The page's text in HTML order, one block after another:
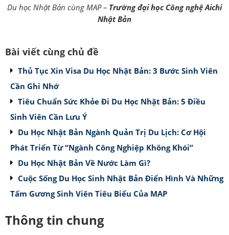
Du học Nhật Bản cùng MAP – Trường đại học Công nghệ Aichi
Nhật Bản
Bài viết cùng chủ đề
Thủ Tục Xin Visa Du Học Nhật Bản: 3 Bước Sinh Viên
Cần Ghi Nhớ
Tiêu Chuẩn Sức Khỏe Đi Du Học Nhật Bản: 5 Điều
Sinh Viên Cần Lưu Ý
Du Học Nhật Bản Ngành Quản Trị Du Lịch: Cơ Hội
Phát Triển Từ “Ngành Công Nghiệp Không Khói”
Du Học Nhật Bản Về Nước Làm Gì?
Cuộc Sống Du Học Sinh Nhật Bản Điển Hình Và Những
Tấm Gương Sinh Viên Tiêu Biểu Của MAP
Thông tin chung